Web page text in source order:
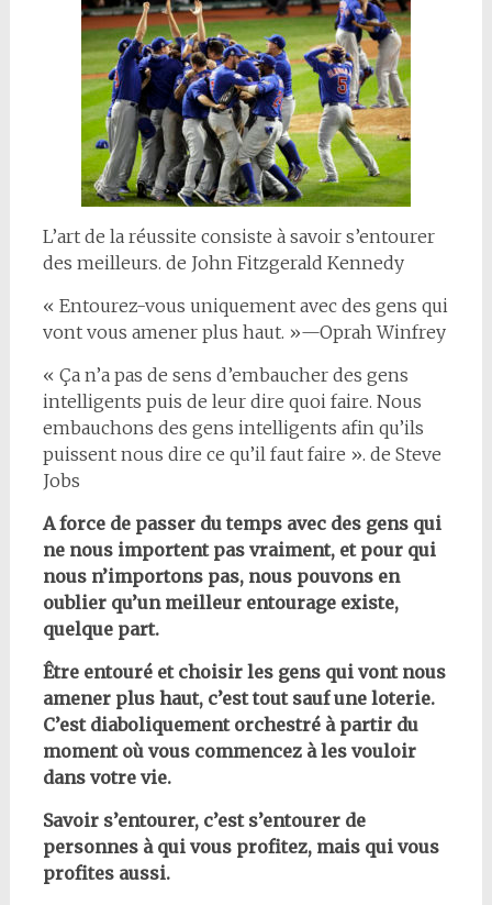
L’art de la réussite consiste à savoir s’entourer
des meilleurs. de John Fitzgerald Kennedy
« Entourez-vous uniquement avec des gens qui
vont vous amener plus haut. »—Oprah Winfrey
« Ça n’a pas de sens d’embaucher des gens
intelligents puis de leur dire quoi faire. Nous
embauchons des gens intelligents afin qu’ils
puissent nous dire ce qu’il faut faire ». de Steve
Jobs
A force de passer du temps avec des gens qui
ne nous importent pas vraiment, et pour qui
nous n’importons pas, nous pouvons en
oublier qu’un meilleur entourage existe,
quelque part.
Être entouré et choisir les gens qui vont nous
amener plus haut, c’est tout sauf une loterie.
C’est diaboliquement orchestré à partir du
moment où vous commencez à les vouloir
dans votre vie.
Savoir s’entourer, c’est s’entourer de
personnes à qui vous profitez, mais qui vous
profites aussi.